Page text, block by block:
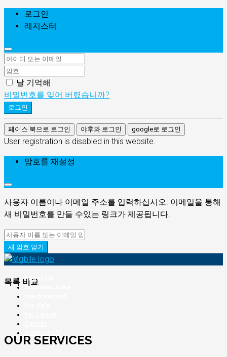
로그인
레지스터
날 기억해
비밀번호를 잊어 버렸습니까?
로그인
페이스 북으로 로그인 야후와 로그인 google로 로그인
User registration is disabled in this website.
암호를 재설정
사용자 이름이나 이메일 주소를 입력하십시오. 이메일을 통해
새 비밀번호를 만들 수있는 링크가 제공됩니다.
새 암호 얻기
About Us
Business Area
목록 비교
OUR SERVICES